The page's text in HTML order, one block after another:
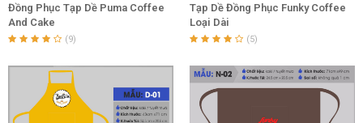
Đồng Phục Tạp Dề Puma Coffee
And Cake
(9)
Tạp Dề Đồng Phục Funky Coffee
Loại Dài
(5)